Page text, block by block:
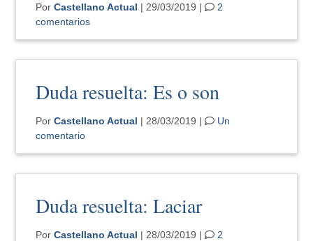
PorCastellano Actual | 29/03/2019 |
2
comentarios
Duda resuelta: Es o son
PorCastellano Actual | 28/03/2019 |
Un
comentario
Duda resuelta: Laciar
PorCastellano Actual | 28/03/2019 |
2